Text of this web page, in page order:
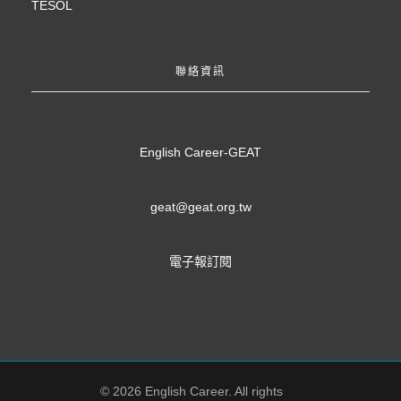
TESOL
聯絡資訊
English Career-GEAT
geat@geat.org.tw
電子報訂閱
© 2026 English Career. All rights